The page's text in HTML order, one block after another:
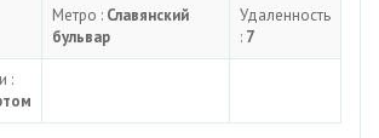
Метро : Славянский
бульвар
Удаленность
: 7
: